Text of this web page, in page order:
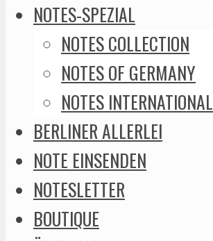
NOTES-SPEZIAL
NOTES COLLECTION
NOTES OF GERMANY
NOTES INTERNATIONAL
BERLINER ALLERLEI
NOTE EINSENDEN
NOTESLETTER
BOUTIQUE